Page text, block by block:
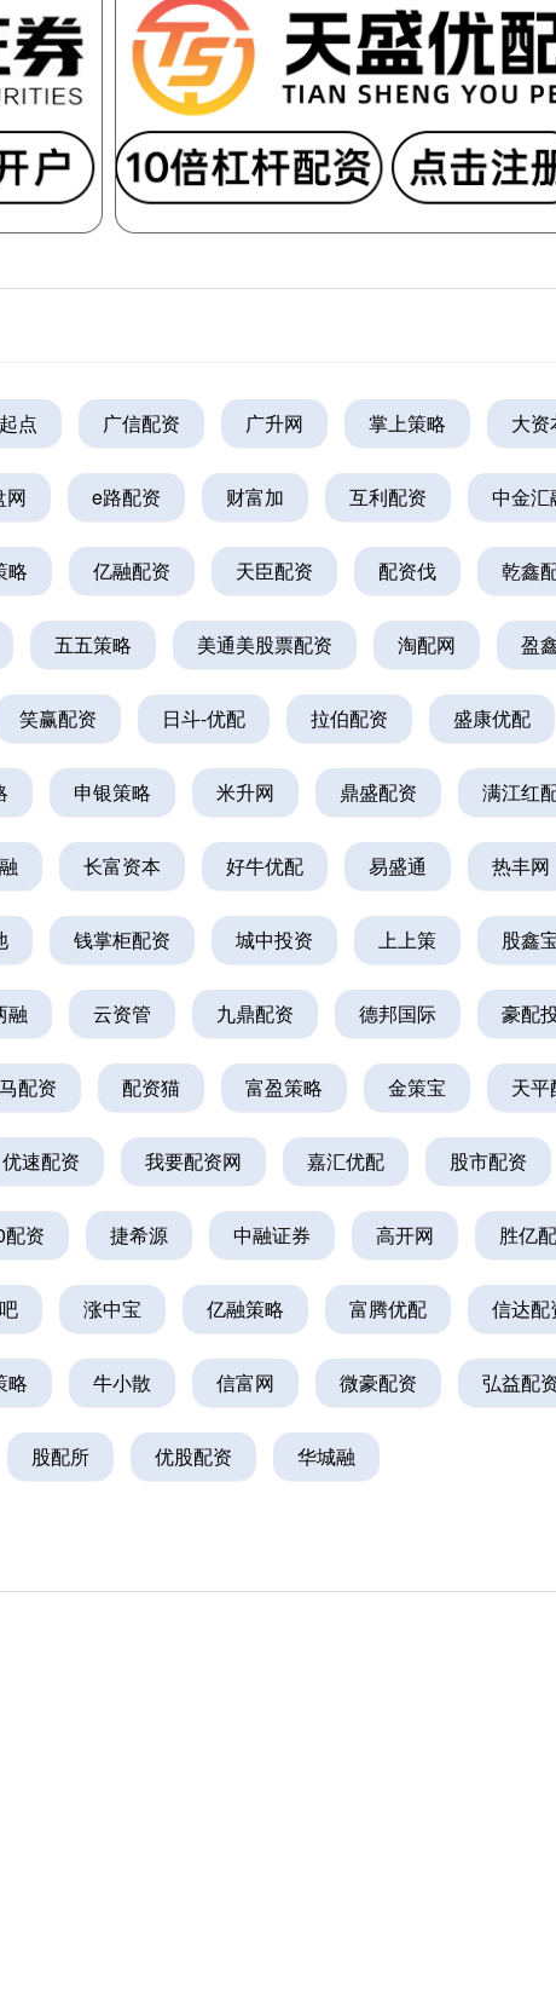
点 广信配资 广升网 掌上策略 大资
网 e路配资 财富加 互利配资 中金汇
略 亿融配资 天臣配资 配资伐 乾鑫
五五策略 美通美股票配资 淘配网 盈
笑赢配资 日斗-优配 拉伯配资 盛康优配
申银策略 米升网 鼎盛配资 满江红
长富资本 好牛优配 易盛通 热丰网
钱掌柜配资 城中投资 上上策 股鑫
融 云资管 九鼎配资 德邦国际 豪配
配资 配资猫 富盈策略 金策宝 天平
优速配资 我要配资网 嘉汇优配 股市配资
资 捷希源 中融证券 高开网 胜亿
涨中宝 亿融策略 富腾优配 信达配
略 牛小散 信富网 微豪配资 弘益配
股配所 优股配资 华城融